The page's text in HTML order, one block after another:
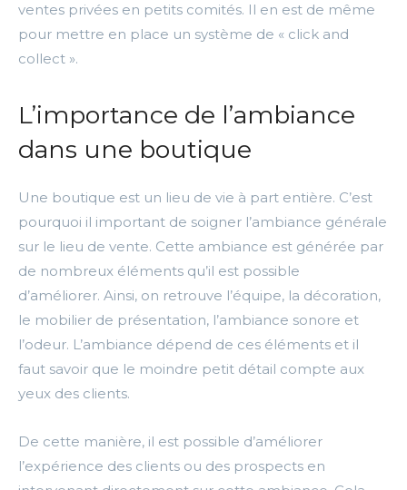
ventes privées en petits comités. Il en est de même
pour mettre en place un système de « click and
collect ».
L’importance de l’ambiance
dans une boutique
Une boutique est un lieu de vie à part entière. C’est
pourquoi il important de soigner l’ambiance générale
sur le lieu de vente. Cette ambiance est générée par
de nombreux éléments qu’il est possible
d’améliorer. Ainsi, on retrouve l’équipe, la décoration,
le mobilier de présentation, l’ambiance sonore et
l’odeur. L’ambiance dépend de ces éléments et il
faut savoir que le moindre petit détail compte aux
yeux des clients.
De cette manière, il est possible d’améliorer
l’expérience des clients ou des prospects en